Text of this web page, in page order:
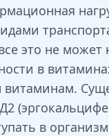
это не может
в
в